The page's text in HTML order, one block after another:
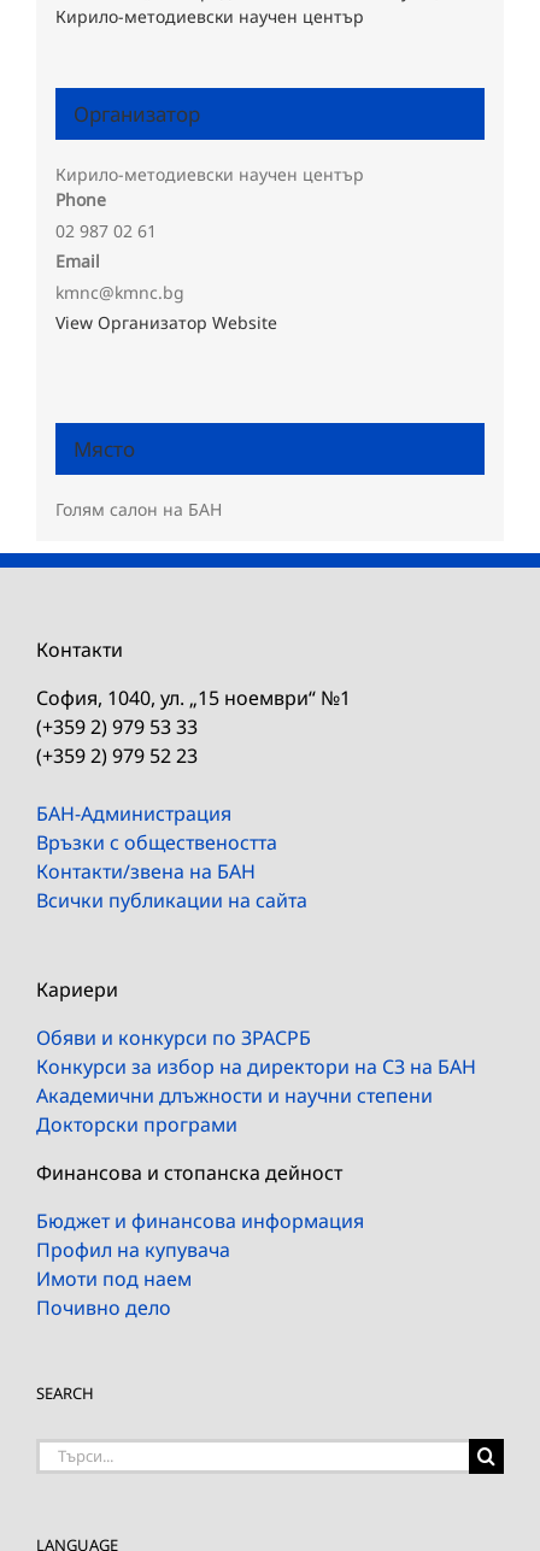
Кирило-методиевски научен център
Организатор
Кирило-методиевски научен център
Phone
02 987 02 61
Email
kmnc@kmnc.bg
View Организатор Website
Място
Голям салон на БАН
Контакти
София, 1040, ул. „15 ноември“ №1
(+359 2) 979 53 33
(+359 2) 979 52 23
БАН-Администрация
Връзки с обществеността
Контакти/звена на БАН
Всички публикации на сайта
Кариери
Обяви и конкурси по ЗРАСРБ
Конкурси за избор на директори на СЗ на БАН
Академични длъжности и научни степени
Докторски програми
Финансова и стопанска дейност
Бюджет и финансова информация
Профил на купувача
Имоти под наем
Почивно дело
SEARCH
Търсене
LANGUAGE